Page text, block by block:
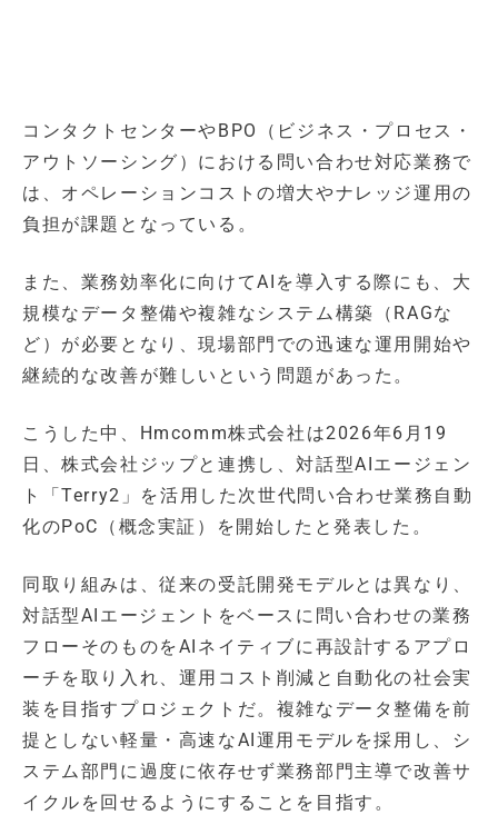
コンタクトセンターやBPO（ビジネス・プロセス・
アウトソーシング）における問い合わせ対応業務で
は、オペレーションコストの増大やナレッジ運用の
負担が課題となっている。
また、業務効率化に向けてAIを導入する際にも、大
規模なデータ整備や複雑なシステム構築（RAGな
ど）が必要となり、現場部門での迅速な運用開始や
継続的な改善が難しいという問題があった。
こうした中、Hmcomm株式会社は2026年6月19
日、株式会社ジップと連携し、対話型AIエージェン
ト「Terry2」を活用した次世代問い合わせ業務自動
化のPoC（概念実証）を開始したと発表した。
同取り組みは、従来の受託開発モデルとは異なり、
対話型AIエージェントをベースに問い合わせの業務
フローそのものをAIネイティブに再設計するアプロ
ーチを取り入れ、運用コスト削減と自動化の社会実
装を目指すプロジェクトだ。複雑なデータ整備を前
提としない軽量・高速なAI運用モデルを採用し、シ
ステム部門に過度に依存せず業務部門主導で改善サ
イクルを回せるようにすることを目指す。